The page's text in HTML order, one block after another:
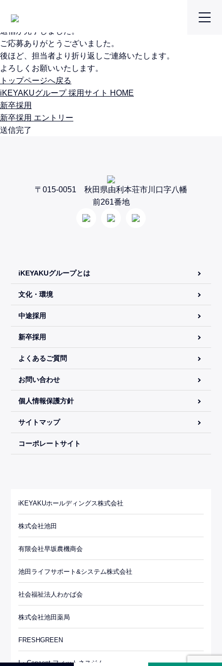
新卒採用 エントリー
送信が完了しました。
ご応募ありがとうございました。
後ほど、担当者より折り返しご連絡いたします。
よろしくお願いいたします。
トップページへ戻る
iKEYAKUグループ 採用サイト HOME
新卒採用
新卒採用 エントリー
送信完了
〒015-0051 秋田県由利本荘市川口字八幡
前261番地
iKEYAKUグループとは
文化・環境
中途採用
新卒採用
よくあるご質問
お問い合わせ
個人情報保護方針
サイトマップ
コーポレートサイト
iKEYAKUホールディングス株式会社
株式会社池田
有限会社早坂農機商会
池田ライフサポート&システム株式会社
社会福祉法人わかば会
株式会社池田薬局
FRESHGREEN
I・Concept フィットネスジム